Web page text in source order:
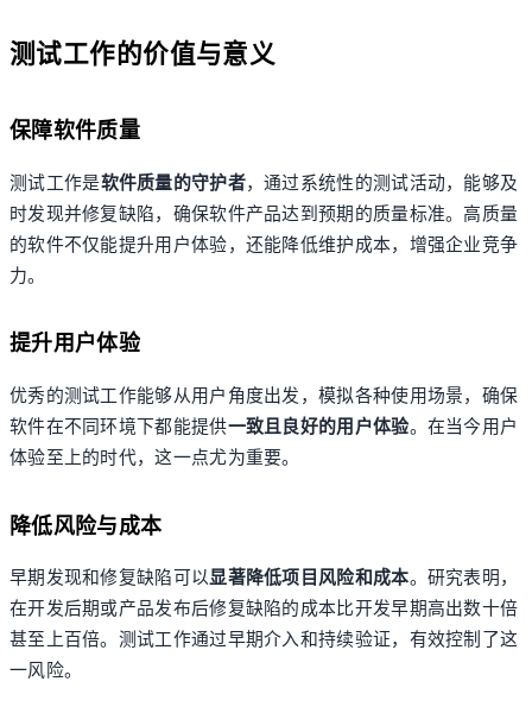
测试工作的价值与意义
保障软件质量
测试工作是软件质量的守护者，通过系统性的测试活动，能够及
时发现并修复缺陷，确保软件产品达到预期的质量标准。高质量
的软件不仅能提升用户体验，还能降低维护成本，增强企业竞争
力。
提升用户体验
优秀的测试工作能够从用户角度出发，模拟各种使用场景，确保
软件在不同环境下都能提供一致且良好的用户体验。在当今用户
体验至上的时代，这一点尤为重要。
降低风险与成本
早期发现和修复缺陷可以显著降低项目风险和成本。研究表明，
在开发后期或产品发布后修复缺陷的成本比开发早期高出数十倍
甚至上百倍。测试工作通过早期介入和持续验证，有效控制了这
一风险。